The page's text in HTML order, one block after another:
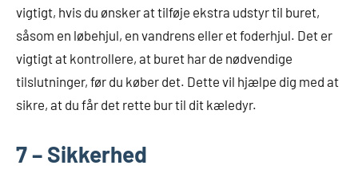
vigtigt, hvis du ønsker at tilføje ekstra udstyr til buret,
såsom en løbehjul, en vandrens eller et foderhjul. Det er
vigtigt at kontrollere, at buret har de nødvendige
tilslutninger, før du køber det. Dette vil hjælpe dig med at
sikre, at du får det rette bur til dit kæledyr.
7 – Sikkerhed